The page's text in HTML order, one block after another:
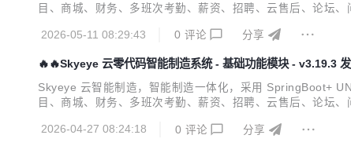
目、商城、财务、多班次考勤、薪资、招聘、云售后、论坛
2026-05-11 08:29:43
0 评论 分享
🔥🔥Skyeye 云零代码智能制造系统 - 基础功能模块 - v3.19.3
Skyeye 云智能制造，智能制造一体化，采用 SpringBoot+
目、商城、财务、多班次考勤、薪资、招聘、云售后、论坛
2026-04-27 08:24:18
0 评论 分享